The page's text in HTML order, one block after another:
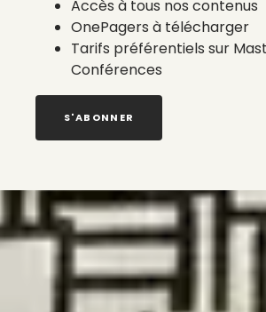
Accès à tous nos contenus
OnePagers à télécharger
Tarifs préférentiels sur
Conférences
S'ABONNER